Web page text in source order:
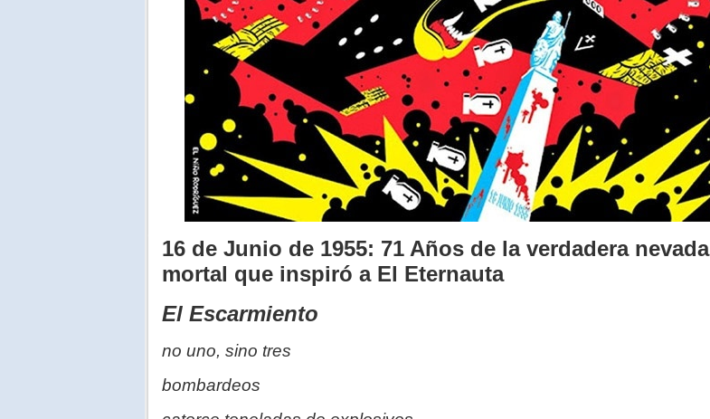
16 de Junio de 1955: 71 Años de la verdadera nevada
mortal que inspiró a El Eternauta
El Escarmiento
no uno, sino tres
bombardeos